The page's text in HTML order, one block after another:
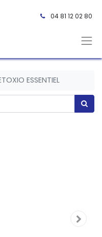
04 81 12 02 80 ​
ESSENTIEL